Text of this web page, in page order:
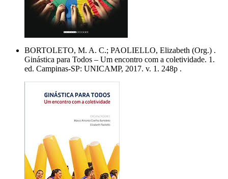
BORTOLETO, M. A. C.; PAOLIELLO, Elizabeth (Org.) .
Ginástica para Todos – Um encontro com a coletividade. 1.
ed. Campinas-SP: UNICAMP, 2017. v. 1. 248p .